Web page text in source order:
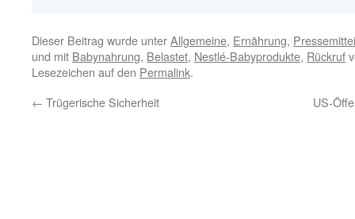
Dieser Beitrag wurde unterAllgemeine, Ernährung,
und mit Babynahrung, Belastet, Nestlé-Babyprodukte, Rückruf
Lesezeichen auf den Permalink.
← Trügerische Sicherheit US-